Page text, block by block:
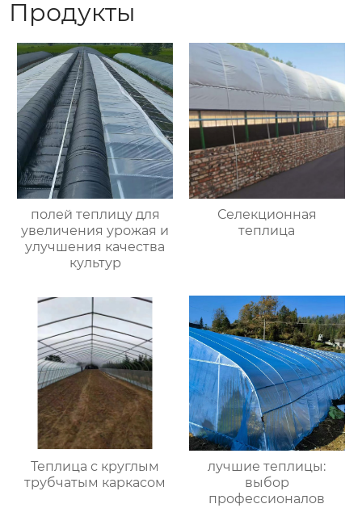
Продукты
полей теплицу для
увеличения урожая и
улучшения качества
культур
Селекционная
теплица
Теплица с круглым
трубчатым каркасом
лучшие теплицы:
выбор
профессионалов